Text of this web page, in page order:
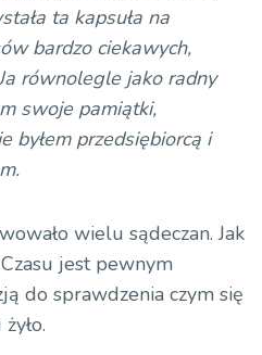
ta kapsuła na
bardzo ciekawych,
równolegle jako radny
swoje pamiątki,
byłem przedsiębiorcą i
wielu sądeczan. Jak
jest pewnym
do sprawdzenia czym się